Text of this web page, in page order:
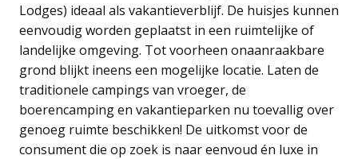
Lodges) ideaal als vakantieverblijf. De huisjes kunnen
eenvoudig worden geplaatst in een ruimtelijke of
landelijke omgeving. Tot voorheen onaanraakbare
grond blijkt ineens een mogelijke locatie. Laten de
traditionele campings van vroeger, de
boerencamping en vakantieparken nu toevallig over
genoeg ruimte beschikken! De uitkomst voor de
consument die op zoek is naar eenvoud én luxe in